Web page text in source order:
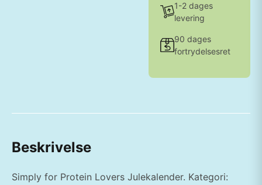
1-2 dages
levering
90 dages
fortrydelsesret
Beskrivelse
Simply for Protein Lovers Julekalender. Kategori: